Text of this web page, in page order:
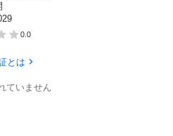
0.0
とは
ていません